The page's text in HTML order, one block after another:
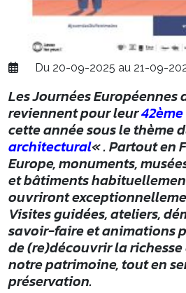
Du 20-09-2025 au 21-09-
Les Journées
reviennent pour leur
cette année sous le thème
architectural« . Partout en
Europe, monuments,
et bâtiments
ouvriront
Visites guidées, ateliers,
savoir-faire et animations
de (re)découvrir la
notre patrimoine, tout en
préservation.